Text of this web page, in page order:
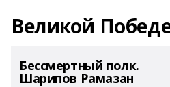
Великой
Бессмертный полк.
Шарипов Рамазан